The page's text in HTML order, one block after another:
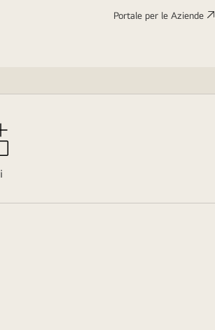
Portale per le Aziende